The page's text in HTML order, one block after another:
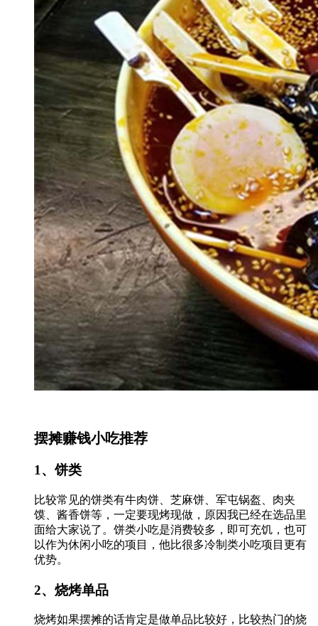
摆摊赚钱小吃推荐
1、饼类
比较常见的饼类有牛肉饼、芝麻饼、军屯锅盔、肉夹
馍、酱香饼等，一定要现烤现做，原因我已经在选品里
面给大家说了。饼类小吃是消费较多，即可充饥，也可
以作为休闲小吃的项目，他比很多冷制类小吃项目更有
优势。
2、烧烤单品
烧烤如果摆摊的话肯定是做单品比较好，比较热门的烧